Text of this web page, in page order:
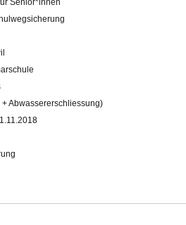
Abwassererschliessung)